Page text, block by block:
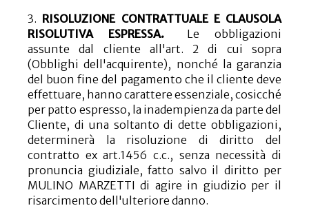
3. RISOLUZIONE CONTRATTUALE E CLAUSOLA
RISOLUTIVA ESPRESSA. Le obbligazioni
assunte dal cliente all'art. 2 di cui sopra
(Obblighi dell'acquirente), nonché la garanzia
del buon fine del pagamento che il cliente deve
effettuare, hanno carattere essenziale, cosicché
per patto espresso, la inadempienza da parte del
Cliente, di una soltanto di dette obbligazioni,
determinerà la risoluzione di diritto del
contratto ex art.1456 c.c., senza necessità di
pronuncia giudiziale, fatto salvo il diritto per
MULINO MARZETTI di agire in giudizio per il
risarcimento dell'ulteriore danno.